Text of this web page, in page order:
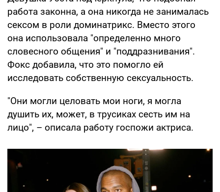
работа законна, а она никогда не занималась
сексом в роли доминатрикс. Вместо этого
она использовала "определенно много
словесного общения" и "поддразнивания".
Фокс добавила, что это помогло ей
исследовать собственную сексуальность.
"Они могли целовать мои ноги, я могла
душить их, может, в трусиках сесть им на
лицо", – описала работу госпожи актриса.